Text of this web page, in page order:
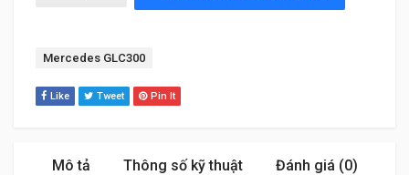
Tag:
Mercedes GLC300
Like Tweet Pin It
Mô tả Thông số kỹ thuật Đánh giá (0)